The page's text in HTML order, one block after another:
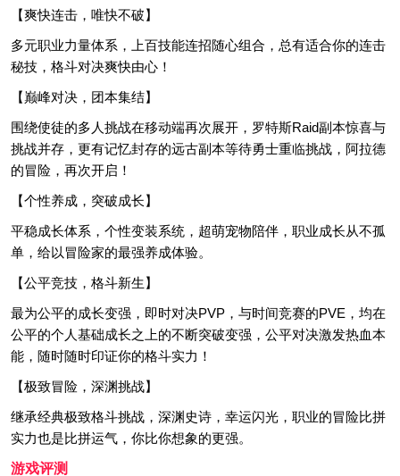
【爽快连击，唯快不破】
多元职业力量体系，上百技能连招随心组合，总有适合你的连击
秘技，格斗对决爽快由心！
【巅峰对决，团本集结】
围绕使徒的多人挑战在移动端再次展开，罗特斯Raid副本惊喜与
挑战并存，更有记忆封存的远古副本等待勇士重临挑战，阿拉德
的冒险，再次开启！
【个性养成，突破成长】
平稳成长体系，个性变装系统，超萌宠物陪伴，职业成长从不孤
单，给以冒险家的最强养成体验。
【公平竞技，格斗新生】
最为公平的成长变强，即时对决PVP，与时间竞赛的PVE，均在
公平的个人基础成长之上的不断突破变强，公平对决激发热血本
能，随时随时印证你的格斗实力！
【极致冒险，深渊挑战】
继承经典极致格斗挑战，深渊史诗，幸运闪光，职业的冒险比拼
实力也是比拼运气，你比你想象的更强。
游戏评测